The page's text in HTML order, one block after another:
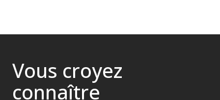
Vous croyez
connaître